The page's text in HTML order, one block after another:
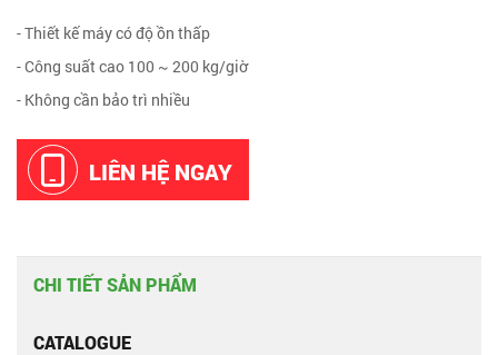
- Thiết kế máy có độ ồn thấp
- Công suất cao 100 ~ 200 kg/giờ
- Không cần bảo trì nhiều
LIÊN HỆ NGAY
CHI TIẾT SẢN PHẨM
CATALOGUE